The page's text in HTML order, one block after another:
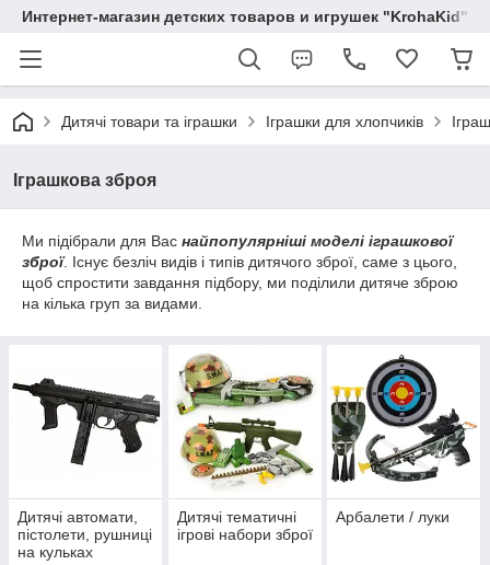
Интернет-магазин детских товаров и игрушек "KrohaKid"
Дитячі товари та іграшки Іграшки для хлопчиків
Іграшкова зброя
Ми підібрали для Вас найпопулярніші моделі іграшкової
зброї. Існує безліч видів і типів дитячого зброї, саме з цього,
щоб спростити завдання підбору, ми поділили дитяче зброю
на кілька груп за видами.
Дитячі автомати,
пістолети, рушниці
на кульках
Дитячі тематичні
ігрові набори зброї
Арбалети / луки